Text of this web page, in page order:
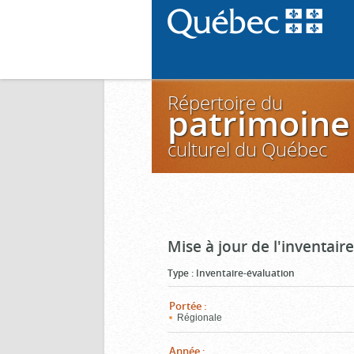
Répertoire du
patrimoine
culturel du Québec
Mise à jour de
Type : Inventaire-évaluation
Portée :
Régionale